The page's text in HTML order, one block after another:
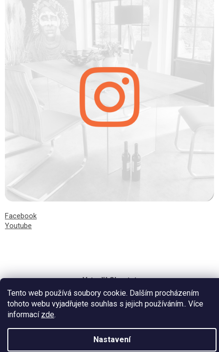
Tento web používá soubory cookie. Dalším procházením
tohoto webu vyjadřujete souhlas s jejich používáním.. Více
informací zde.
Nastavení
Facebook
Youtube
Vytvořil Shoptet